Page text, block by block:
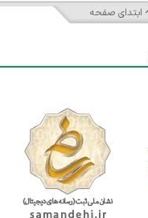
ابتدای صفحه